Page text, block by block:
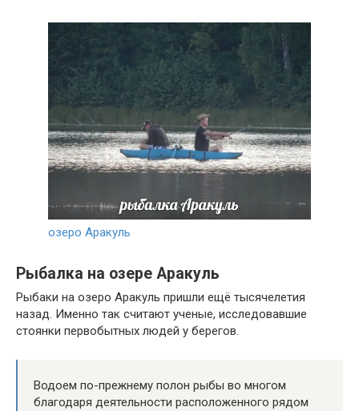
озеро Аракуль
Рыбалка на озере Аракуль
Рыбаки на озеро Аракуль пришли ещё тысячелетия
назад. Именно так считают ученые, исследовавшие
стоянки первобытных людей у берегов.
Водоем по-прежнему полон рыбы во многом
благодаря деятельности расположенного рядом